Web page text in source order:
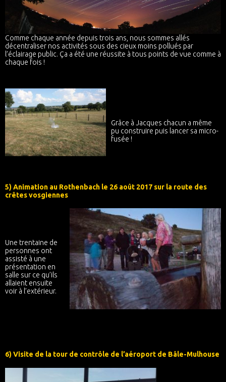
Comme chaque année depuis trois ans, nous sommes allés
décentraliser nos activités sous des cieux moins pollués par
l’éclairage public. Ça a été une réussite à tous points de vue comme à
chaque fois !
Grâce à Jacques chacun a même
pu construire puis lancer sa micro-
fusée !
5) Animation au Rothenbach le 26 août 2017 sur la route des
crêtes vosgiennes
Une trentaine de
personnes ont
assisté à une
présentation en
salle sur ce qu’ils
allaient ensuite
voir à l’extérieur.
6) Visite de la tour de contrôle de l’aéroport de Bâle-Mulhouse